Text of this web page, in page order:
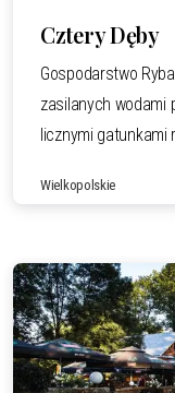
Cztery Dęby
Gospodarstwo
zasilanych wodami
licznymi gatunkami
także zaplecze
Wielkopolskie